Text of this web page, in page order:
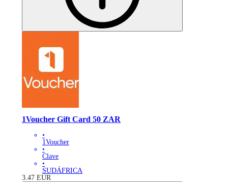
1Voucher Gift Card 50 ZAR
•
1Voucher
•
Clave
•
SUDÁFRICA
3.47 EUR